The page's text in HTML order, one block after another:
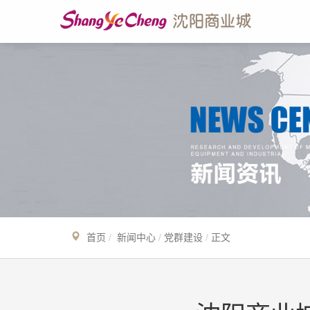
首页 新闻中心 党群建设 正文